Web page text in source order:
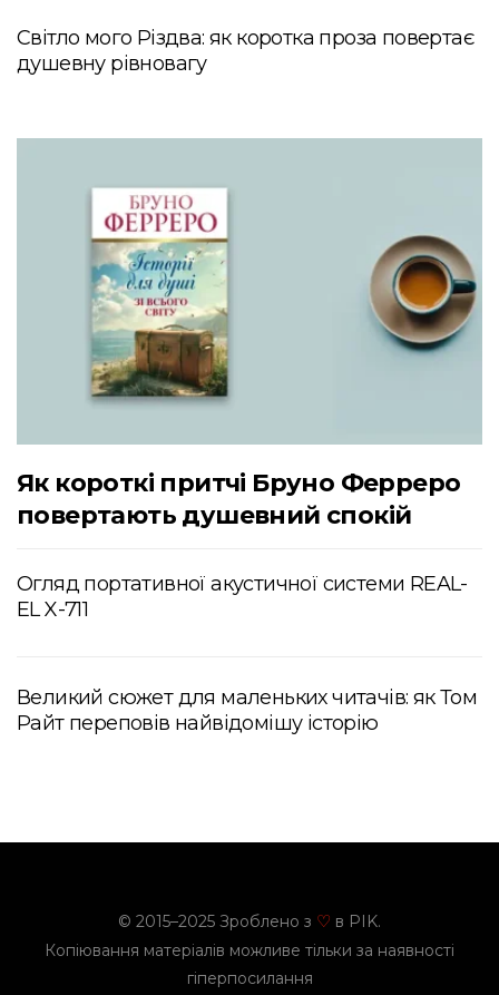
Світло мого Різдва: як коротка проза повертає
душевну рівновагу
Як короткі притчі Бруно Ферреро
повертають душевний спокій
Огляд портативної акустичної системи REAL-
EL X-711
Великий сюжет для маленьких читачів: як Том
Райт переповів найвідомішу історію
© 2015–2025 Зроблено з ♡ в PIK.
Копіювання матеріалів можливе тільки за наявності
гіперпосилання